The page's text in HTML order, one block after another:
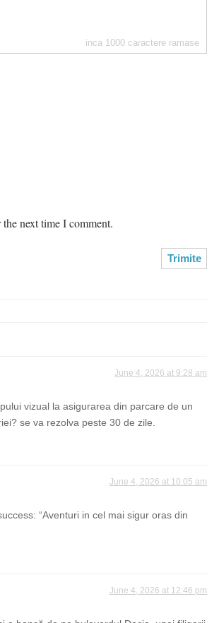
inca 1000 caractere ramase
next time I comment.
June 4, 2026 at 9:28 am
vizual la asigurarea din parcare de un
se va rezolva peste 30 de zile.
June 4, 2026 at 10:05 am
“Aventuri in cel mai sigur oras din
June 4, 2026 at 12:46 pm